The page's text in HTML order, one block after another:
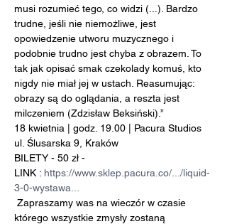
musi rozumieć tego, co widzi (...). Bardzo
trudne, jeśli nie niemożliwe, jest
opowiedzenie utworu muzycznego i
podobnie trudno jest chyba z obrazem. To
tak jak opisać smak czekolady komuś, kto
nigdy nie miał jej w ustach. Reasumując:
obrazy są do oglądania, a reszta jest
milczeniem (Zdzisław Beksiński).”
18 kwietnia | godz. 19.00 | Pacura Studios
ul. Ślusarska 9, Kraków
BILETY - 50 zł -
LINK : https://www.sklep.pacura.co/.../liquid-
3-0-wystawa...
którego wszystkie zmysły zostaną